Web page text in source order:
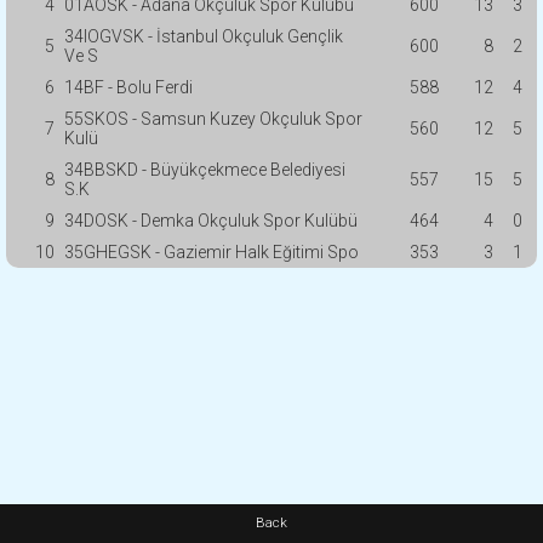
4 01AOSK - Adana Okçuluk Spor Kulübü 600 13 3
5
34IOGVSK - İstanbul Okçuluk Gençlik
Ve S
600 8 2
6 14BF - Bolu Ferdi 588 12 4
7
55SKOS - Samsun Kuzey Okçuluk Spor
Kulü
560 12 5
8 34BBSKD - Büyükçekmece Belediyesi
S.K
557 15 5
9 34DOSK - Demka Okçuluk Spor Kulübü 464 4
0
10
35GHEGSK - Gaziemir Halk Eğitimi Spo 353 3 1
Back